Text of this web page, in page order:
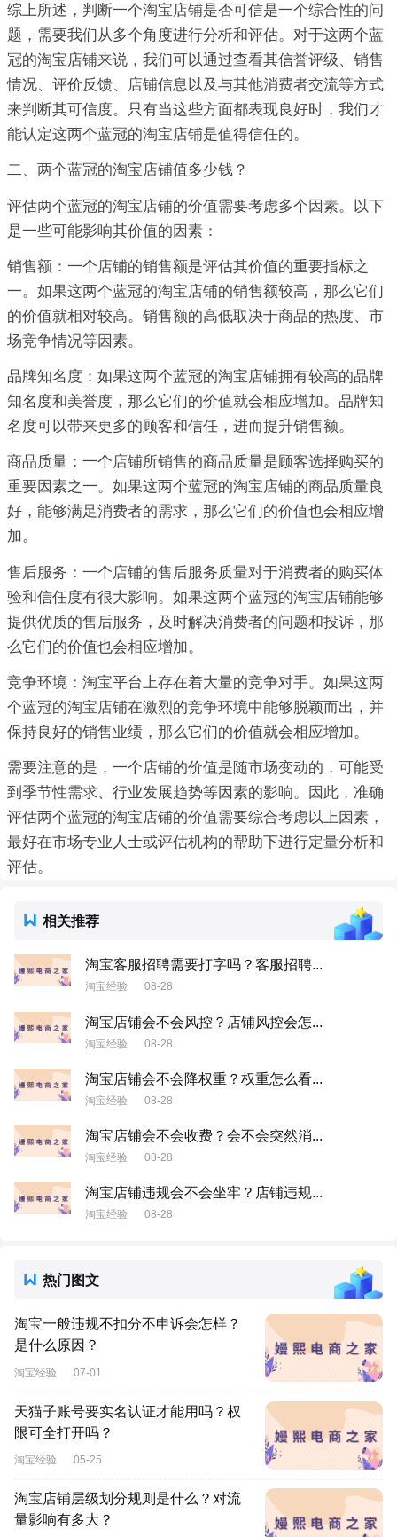
综上所述，判断一个淘宝店铺是否可信是一个综合性的问
题，需要我们从多个角度进行分析和评估。对于这两个蓝
冠的淘宝店铺来说，我们可以通过查看其信誉评级、销售
情况、评价反馈、店铺信息以及与其他消费者交流等方式
来判断其可信度。只有当这些方面都表现良好时，我们才
能认定这两个蓝冠的淘宝店铺是值得信任的。
二、两个蓝冠的淘宝店铺值多少钱？
评估两个蓝冠的淘宝店铺的价值需要考虑多个因素。以下
是一些可能影响其价值的因素：
销售额：一个店铺的销售额是评估其价值的重要指标之
一。如果这两个蓝冠的淘宝店铺的销售额较高，那么它们
的价值就相对较高。销售额的高低取决于商品的热度、市
场竞争情况等因素。
品牌知名度：如果这两个蓝冠的淘宝店铺拥有较高的品牌
知名度和美誉度，那么它们的价值就会相应增加。品牌知
名度可以带来更多的顾客和信任，进而提升销售额。
商品质量：一个店铺所销售的商品质量是顾客选择购买的
重要因素之一。如果这两个蓝冠的淘宝店铺的商品质量良
好，能够满足消费者的需求，那么它们的价值也会相应增
加。
售后服务：一个店铺的售后服务质量对于消费者的购买体
验和信任度有很大影响。如果这两个蓝冠的淘宝店铺能够
提供优质的售后服务，及时解决消费者的问题和投诉，那
么它们的价值也会相应增加。
竞争环境：淘宝平台上存在着大量的竞争对手。如果这两
个蓝冠的淘宝店铺在激烈的竞争环境中能够脱颖而出，并
保持良好的销售业绩，那么它们的价值就会相应增加。
需要注意的是，一个店铺的价值是随市场变动的，可能受
到季节性需求、行业发展趋势等因素的影响。因此，准确
评估两个蓝冠的淘宝店铺的价值需要综合考虑以上因素，
最好在市场专业人士或评估机构的帮助下进行定量分析和
评估。
相关推荐
淘宝客服招聘需要打字吗？客服招聘...
淘宝经验 08-28
淘宝店铺会不会风控？店铺风控会怎...
淘宝经验 08-28
淘宝店铺会不会降权重？权重怎么看...
淘宝经验 08-28
淘宝店铺会不会收费？会不会突然消...
淘宝经验 08-28
淘宝店铺违规会不会坐牢？店铺违规...
淘宝经验 08-28
热门图文
淘宝一般违规不扣分不申诉会怎样？
是什么原因？
淘宝经验 07-01
天猫子账号要实名认证才能用吗？权
限可全打开吗？
淘宝经验 05-25
淘宝店铺层级划分规则是什么？对流
量影响有多大？